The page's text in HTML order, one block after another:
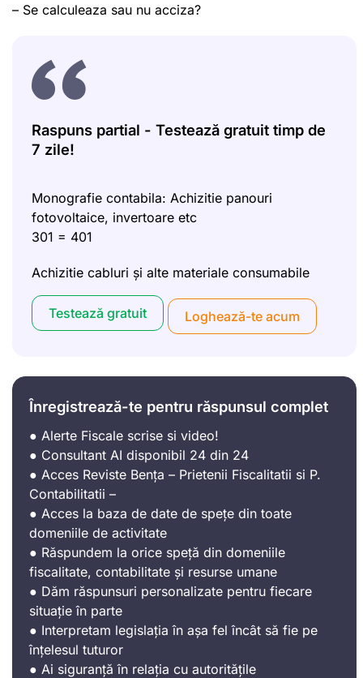
– Se calculeaza sau nu acciza?
Raspuns partial - Testează gratuit timp de
7 zile!
Monografie contabila: Achizitie panouri
fotovoltaice, invertoare etc
301 = 401
Achizitie cabluri și alte materiale consumabile
Testează gratuit Loghează-te acum
Înregistrează-te pentru răspunsul complet
● Alerte Fiscale scrise si video!
● Consultant AI disponibil 24 din 24
● Acces Reviste Bența – Prietenii Fiscalitatii si P.
Contabilitatii –
● Acces la baza de date de spețe din toate
domeniile de activitate
● Răspundem la orice speță din domeniile
fiscalitate, contabilitate și resurse umane
● Dăm răspunsuri personalizate pentru fiecare
situație în parte
● Interpretam legislația în așa fel încât să fie pe
înțelesul tuturor
● Ai siguranță în relația cu autoritățile